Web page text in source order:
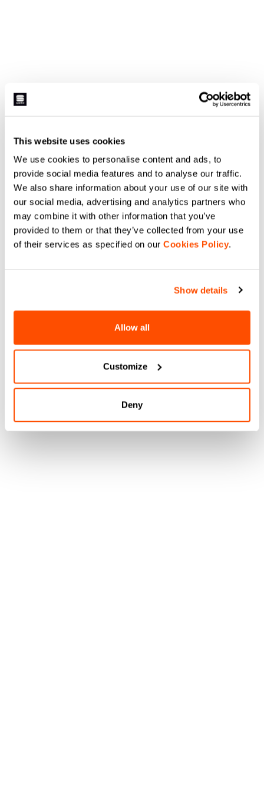
This website uses cookies
We use cookies to personalise content and ads, to
provide social media features and to analyse our traffic.
We also share information about your use of our site with
our social media, advertising and analytics partners who
may combine it with other information that you’ve
provided to them or that they’ve collected from your use
of their services as specified on our Cookies Policy.
Show details
Allow all
Customize
Deny